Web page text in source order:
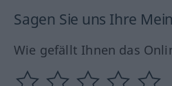
Sagen Sie uns Ihre
Wie gefällt Ihnen das